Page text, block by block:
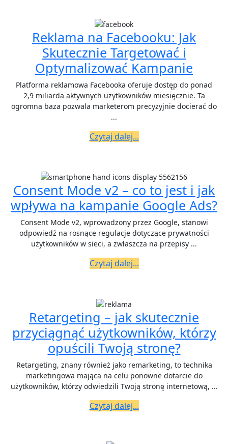
Reklama na Facebooku: Jak
Skutecznie Targetować i
Optymalizować Kampanie
na
Jak
Platforma reklamowa Facebooka oferuje dostęp do ponad
2,9 miliarda aktywnych użytkowników miesięcznie. Ta
ogromna baza pozwala marketerom precyzyjnie docierać do
...
Czytaj dalej...Czytaj
Consent Mode v2 – co to jest i jak
wpływa na kampanie Google Ads?
Consent Mode v2, wprowadzony przez Google, stanowi
odpowiedź na rosnące regulacje dotyczące prywatności
użytkowników w sieci, a zwłaszcza na przepisy ...
Czytaj dalej...Czytaj
Retargeting – jak skutecznie
przyciągnąć użytkowników, którzy
opuścili Twoją stronę?
–
jak
Retargeting, znany również jako remarketing, to technika
marketingowa mająca na celu ponowne dotarcie do
użytkowników, którzy odwiedzili Twoją stronę internetową, ...
Czytaj dalej...Czytaj